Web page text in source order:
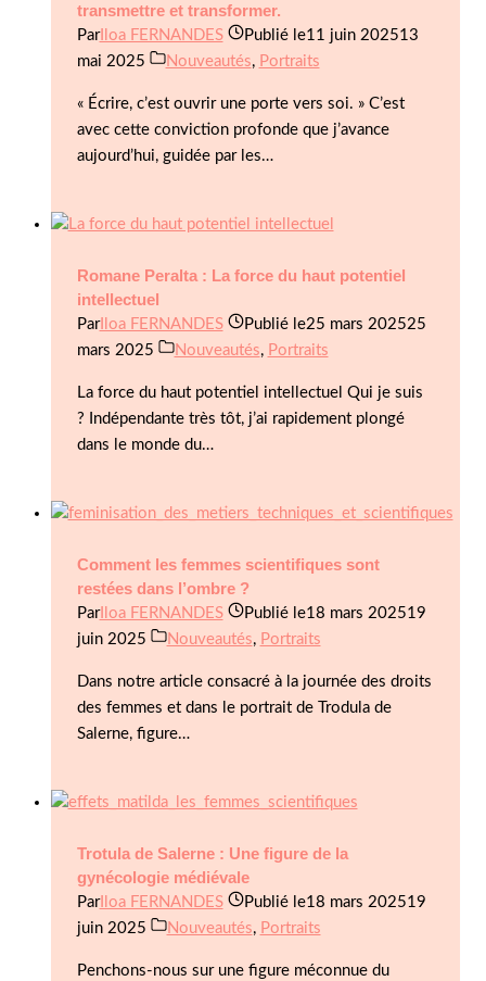
transmettre et transformer.
ParIloa FERNANDES Publié le11 juin 202513
mai 2025
Nouveautés, Portraits
« Écrire, c’est ouvrir une porte vers soi. » C’est
avec cette conviction profonde que j’avance
aujourd’hui, guidée par les…
Romane Peralta : La force du haut potentiel
intellectuel
ParIloa FERNANDES Publié le25 mars 202525
mars 2025
Nouveautés, Portraits
La force du haut potentiel intellectuel Qui je suis
? Indépendante très tôt, j’ai rapidement plongé
dans le monde du…
Comment les femmes scientifiques sont
restées dans l’ombre ?
ParIloa FERNANDES Publié le18 mars 202519
juin 2025
Nouveautés, Portraits
Dans notre article consacré à la journée des droits
des femmes et dans le portrait de Trodula de
Salerne, figure…
Trotula de Salerne : Une figure de la
gynécologie médiévale
ParIloa FERNANDES Publié le18 mars 202519
juin 2025
Nouveautés, Portraits
Penchons-nous sur une figure méconnue du